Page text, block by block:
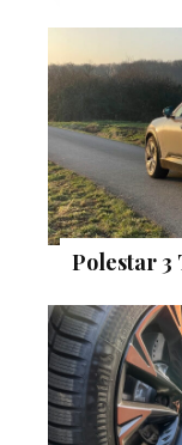
Polestar 3